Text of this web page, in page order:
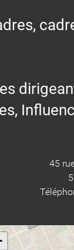
45